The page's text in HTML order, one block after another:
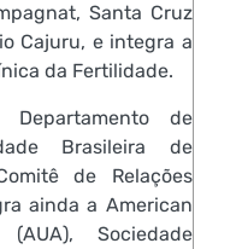
Santa Cruz
Cajuru, e integra a
da Fertilidade.
Departamento de
Brasileira de
de Relações
ainda a American
(AUA), Sociedade